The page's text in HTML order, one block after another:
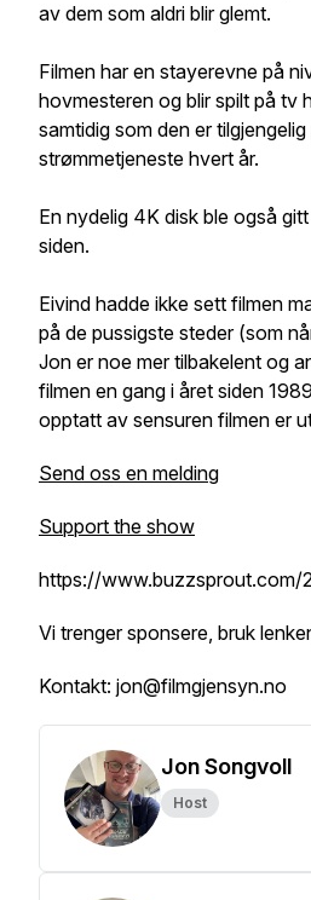
av dem som aldri blir glemt.
Filmen har en stayerevne på
hovmesteren og blir spilt på tv
samtidig som den er
strømmetjeneste hvert år.
En nydelig 4K disk ble også
siden.
Eivind hadde ikke sett filmen
på de pussigste steder (som
Jon er noe mer tilbakelent og
filmen en gang i året siden
opptatt av sensuren filmen er
Send oss en melding
Support the show
https://www.buzzsprout.com/
Vi trenger sponsere, bruk
Kontakt: jon@filmgjensyn.no
Jon Songvoll
Host